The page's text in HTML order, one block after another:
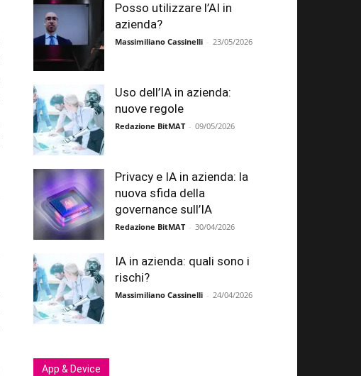
Posso utilizzare l’AI in
azienda?
Massimiliano Cassinelli - 23/05/2026
Uso dell’IA in azienda:
nuove regole
Redazione BitMAT - 09/05/2026
Privacy e IA in azienda: la
nuova sfida della
governance sull’IA
Redazione BitMAT - 30/04/2026
IA in azienda: quali sono i
rischi?
Massimiliano Cassinelli - 24/04/2026
App & Device